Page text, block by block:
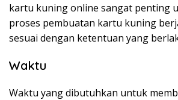
kartu kuning online sangat penting
proses pembuatan kartu kuning
sesuai dengan ketentuan yang
Waktu
Waktu yang dibutuhkan untuk